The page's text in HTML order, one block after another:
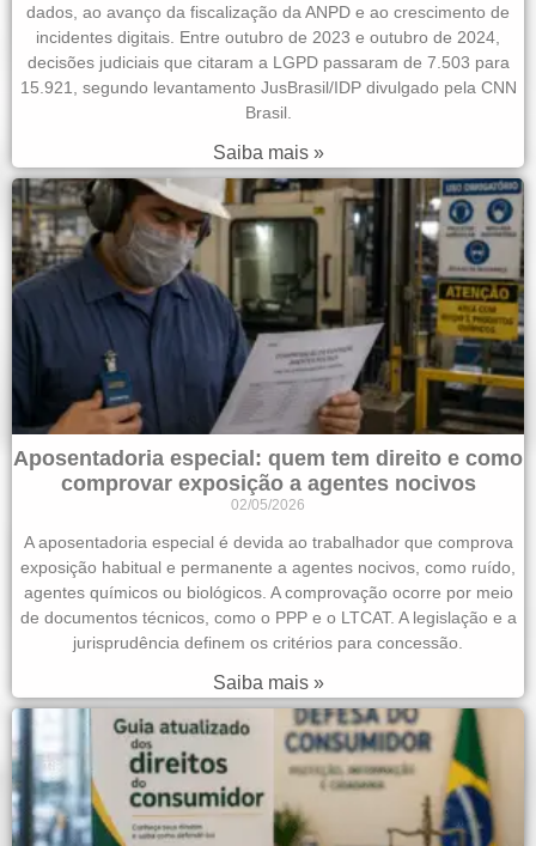
dados, ao avanço da fiscalização da ANPD e ao crescimento de
incidentes digitais. Entre outubro de 2023 e outubro de 2024,
decisões judiciais que citaram a LGPD passaram de 7.503 para
15.921, segundo levantamento JusBrasil/IDP divulgado pela CNN
Brasil.
Saiba mais »
Aposentadoria especial: quem tem direito e como
comprovar exposição a agentes nocivos
02/05/2026
A aposentadoria especial é devida ao trabalhador que comprova
exposição habitual e permanente a agentes nocivos, como ruído,
agentes químicos ou biológicos. A comprovação ocorre por meio
de documentos técnicos, como o PPP e o LTCAT. A legislação e a
jurisprudência definem os critérios para concessão.
Saiba mais »